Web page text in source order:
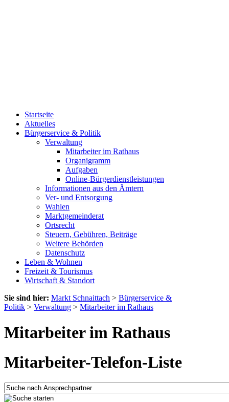
Startseite
Aktuelles
Bürgerservice & Politik
Verwaltung
Mitarbeiter im Rathaus
Organigramm
Aufgaben
Online-Bürgerdienstleistungen
Informationen aus den Ämtern
Ver- und Entsorgung
Wahlen
Marktgemeinderat
Ortsrecht
Steuern, Gebühren, Beiträge
Weitere Behörden
Datenschutz
Leben & Wohnen
Freizeit & Tourismus
Wirtschaft & Standort
Sie sind hier: Markt Schnaittach > Bürgerservice &
Politik > Verwaltung > Mitarbeiter im Rathaus
Mitarbeiter im Rathaus
Mitarbeiter-Telefon-Liste